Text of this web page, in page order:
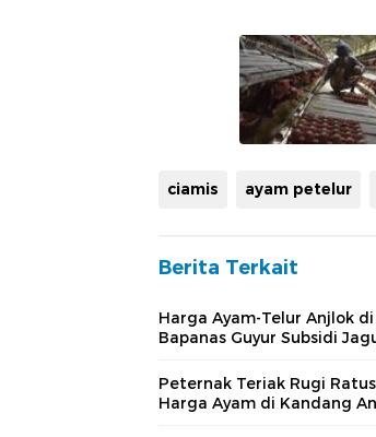
ciamis ayam petelur
Berita Terkait
Harga Ayam-Telur Anjlok
Bapanas Guyur Subsidi
Peternak Teriak Rugi
Harga Ayam di Kandang